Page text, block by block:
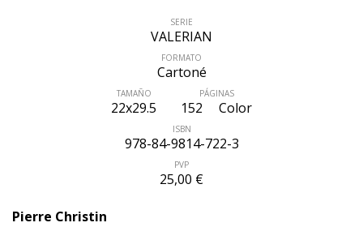
SERIE
VALERIAN
FORMATO
Cartoné
TAMAÑO
22x29.5
PÁGINAS
152 Color
ISBN
978-84-9814-722-3
PVP
25,00 €
Pierre Christin